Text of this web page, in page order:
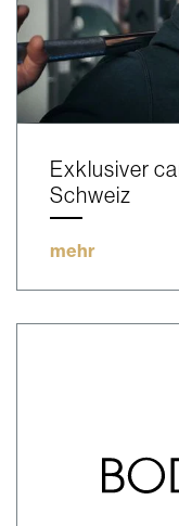
Exklusiver
Schweiz
mehr